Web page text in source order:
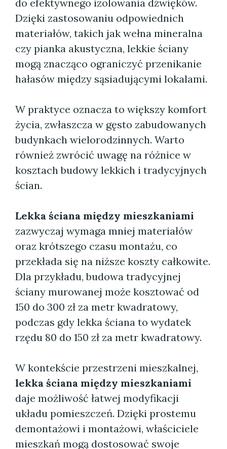
do efektywnego izolowania dźwięków.
Dzięki zastosowaniu odpowiednich
materiałów, takich jak wełna mineralna
czy pianka akustyczna, lekkie ściany
mogą znacząco ograniczyć przenikanie
hałasów między sąsiadującymi lokalami.
W praktyce oznacza to większy komfort
życia, zwłaszcza w gęsto zabudowanych
budynkach wielorodzinnych. Warto
również zwrócić uwagę na różnice w
kosztach budowy lekkich i tradycyjnych
ścian.
Lekka ściana między mieszkaniami
zazwyczaj wymaga mniej materiałów
oraz krótszego czasu montażu, co
przekłada się na niższe koszty całkowite.
Dla przykładu, budowa tradycyjnej
ściany murowanej może kosztować od
150 do 300 zł za metr kwadratowy,
podczas gdy lekka ściana to wydatek
rzędu 80 do 150 zł za metr kwadratowy.
W kontekście przestrzeni mieszkalnej,
lekka ściana między mieszkaniami
daje możliwość łatwej modyfikacji
układu pomieszczeń. Dzięki prostemu
demontażowi i montażowi, właściciele
mieszkań mogą dostosować swoje